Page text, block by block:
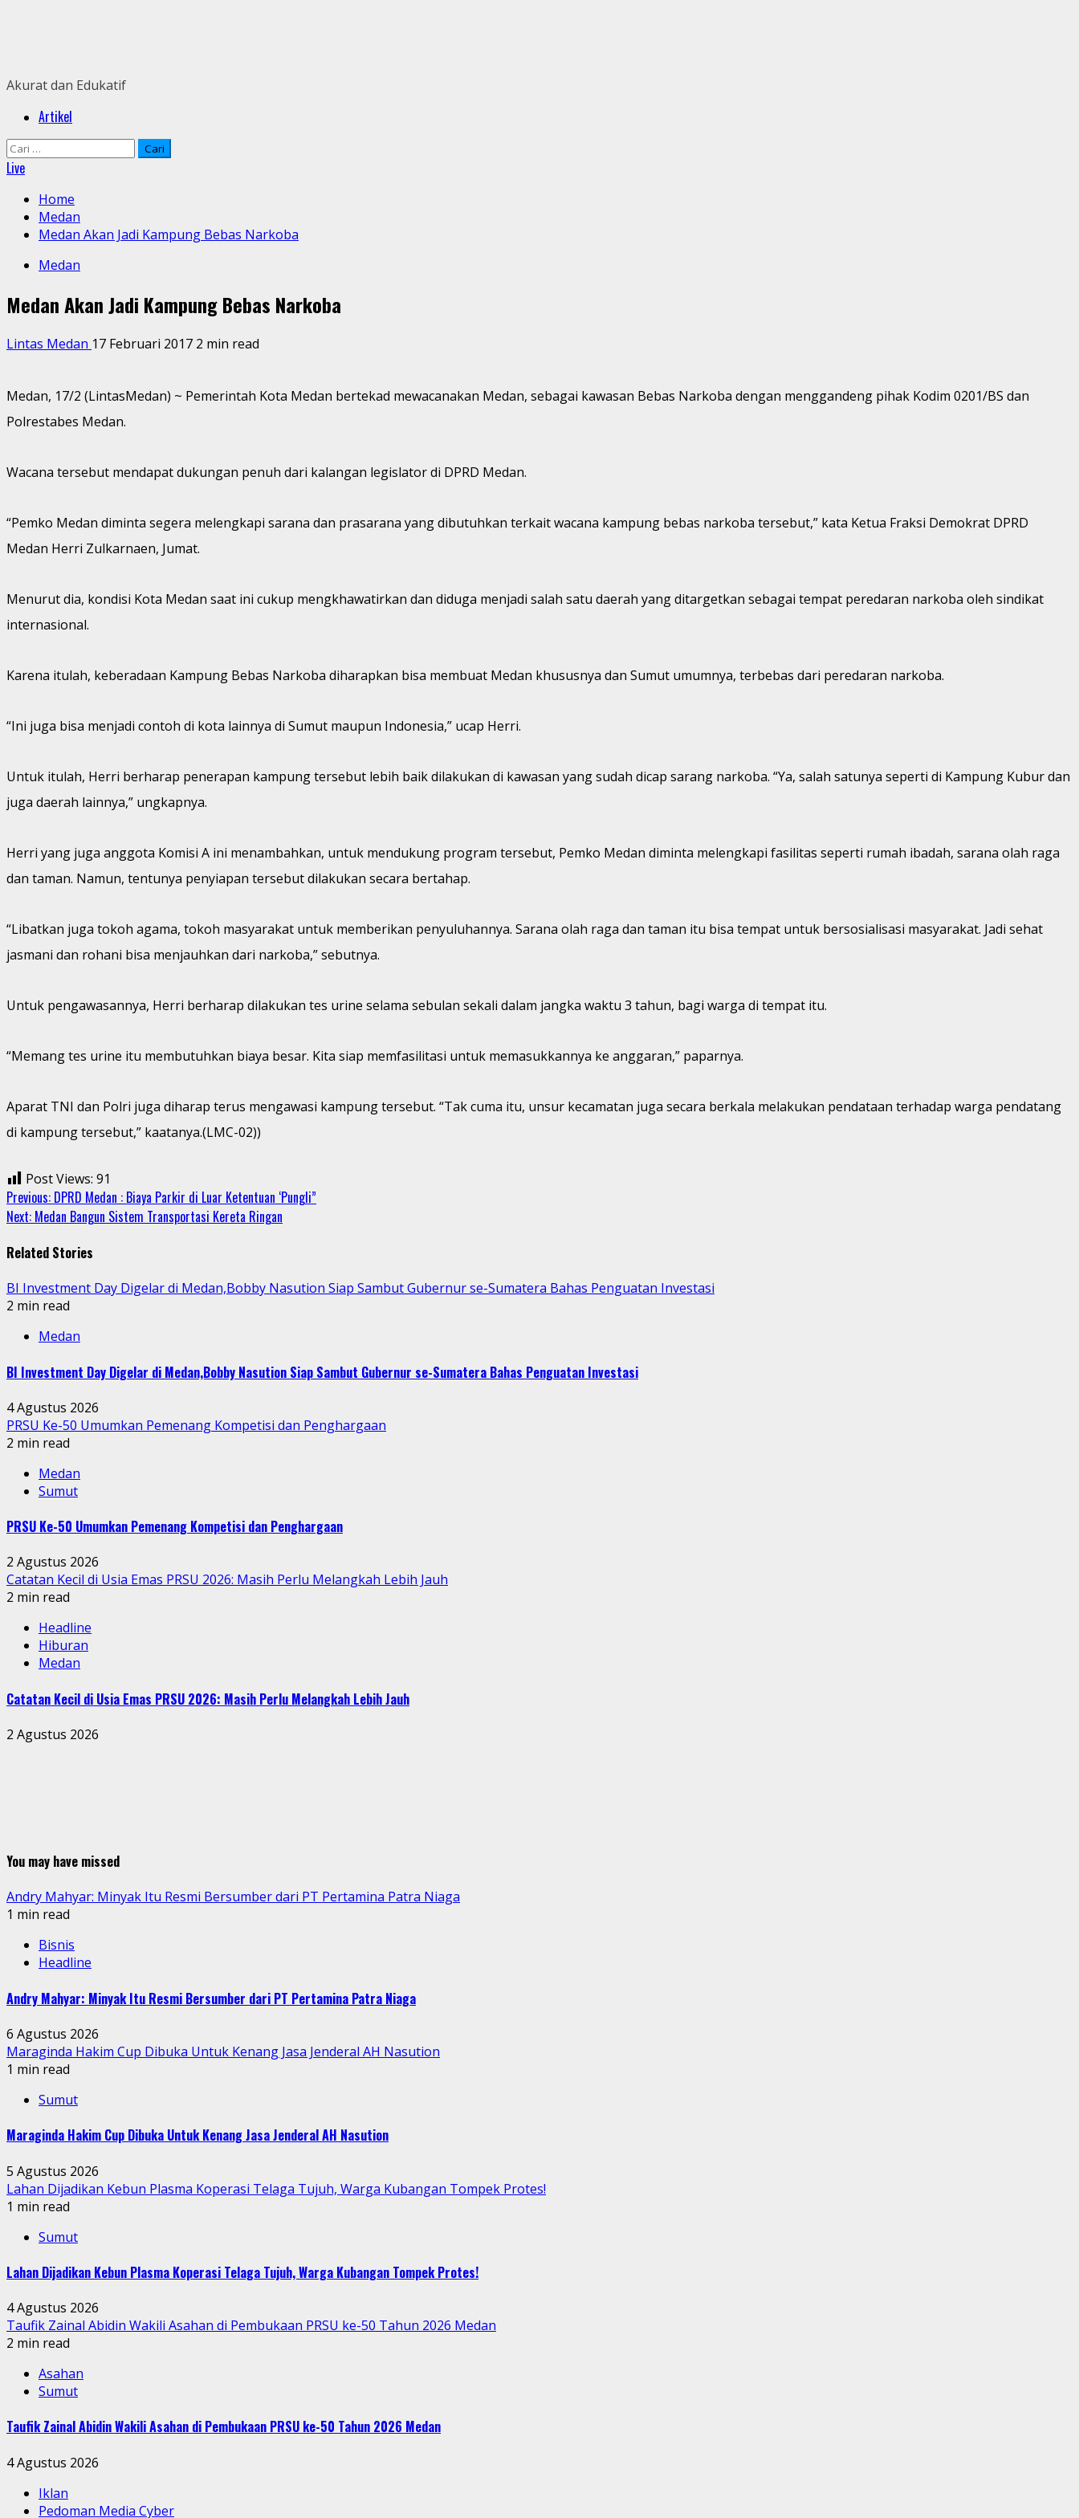
Akurat dan Edukatif
PrimaryArtikel
Cari
untuk:
Live
Home
Medan
Medan Akan Jadi Kampung Bebas Narkoba
Medan
Medan Akan Jadi Kampung Bebas Narkoba
Lintas Medan 17 Februari 2017 2 min read
Medan, 17/2 (LintasMedan) ~ Pemerintah Kota Medan bertekad mewacanakan Medan, sebagai kawasan Bebas Narkoba dengan menggandeng pihak Kodim 0201/BS dan
Polrestabes Medan.
Wacana tersebut mendapat dukungan penuh dari kalangan legislator di DPRD Medan.
“Pemko Medan diminta segera melengkapi sarana dan prasarana yang dibutuhkan terkait wacana kampung bebas narkoba tersebut,” kata Ketua Fraksi Demokrat DPRD
Medan Herri Zulkarnaen, Jumat.
Menurut dia, kondisi Kota Medan saat ini cukup mengkhawatirkan dan diduga menjadi salah satu daerah yang ditargetkan sebagai tempat peredaran narkoba oleh sindikat
internasional.
Karena itulah, keberadaan Kampung Bebas Narkoba diharapkan bisa membuat Medan khususnya dan Sumut umumnya, terbebas dari peredaran narkoba.
“Ini juga bisa menjadi contoh di kota lainnya di Sumut maupun Indonesia,” ucap Herri.
Untuk itulah, Herri berharap penerapan kampung tersebut lebih baik dilakukan di kawasan yang sudah dicap sarang narkoba. “Ya, salah satunya seperti di Kampung Kubur dan
juga daerah lainnya,” ungkapnya.
Herri yang juga anggota Komisi A ini menambahkan, untuk mendukung program tersebut, Pemko Medan diminta melengkapi fasilitas seperti rumah ibadah, sarana olah raga
dan taman. Namun, tentunya penyiapan tersebut dilakukan secara bertahap.
“Libatkan juga tokoh agama, tokoh masyarakat untuk memberikan penyuluhannya. Sarana olah raga dan taman itu bisa tempat untuk bersosialisasi masyarakat. Jadi sehat
jasmani dan rohani bisa menjauhkan dari narkoba,” sebutnya.
Untuk pengawasannya, Herri berharap dilakukan tes urine selama sebulan sekali dalam jangka waktu 3 tahun, bagi warga di tempat itu.
“Memang tes urine itu membutuhkan biaya besar. Kita siap memfasilitasi untuk memasukkannya ke anggaran,” paparnya.
Aparat TNI dan Polri juga diharap terus mengawasi kampung tersebut. “Tak cuma itu, unsur kecamatan juga secara berkala melakukan pendataan terhadap warga pendatang
di kampung tersebut,” kaatanya.(LMC-02))
Post Views: 91
Continue
Reading
Previous: DPRD Medan : Biaya Parkir di Luar Ketentuan ‘Pungli”
Next: Medan Bangun Sistem Transportasi Kereta Ringan
Related Stories
BI Investment Day Digelar di Medan,Bobby Nasution Siap Sambut Gubernur se-Sumatera Bahas Penguatan Investasi
2 min read
Medan
BI Investment Day Digelar di Medan,Bobby Nasution Siap Sambut Gubernur se-Sumatera Bahas Penguatan Investasi
4 Agustus 2026
PRSU Ke-50 Umumkan Pemenang Kompetisi dan Penghargaan
2 min read
Medan
Sumut
PRSU Ke-50 Umumkan Pemenang Kompetisi dan Penghargaan
2 Agustus 2026
Catatan Kecil di Usia Emas PRSU 2026: Masih Perlu Melangkah Lebih Jauh
2 min read
Headline
Hiburan
Medan
Catatan Kecil di Usia Emas PRSU 2026: Masih Perlu Melangkah Lebih Jauh
2 Agustus 2026
You may have missed
Andry Mahyar: Minyak Itu Resmi Bersumber dari PT Pertamina Patra Niaga
1 min read
Bisnis
Headline
Andry Mahyar: Minyak Itu Resmi Bersumber dari PT Pertamina Patra Niaga
6 Agustus 2026
Maraginda Hakim Cup Dibuka Untuk Kenang Jasa Jenderal AH Nasution
1 min read
Sumut
Maraginda Hakim Cup Dibuka Untuk Kenang Jasa Jenderal AH Nasution
5 Agustus 2026
Lahan Dijadikan Kebun Plasma Koperasi Telaga Tujuh, Warga Kubangan Tompek Protes!
1 min read
Sumut
Lahan Dijadikan Kebun Plasma Koperasi Telaga Tujuh, Warga Kubangan Tompek Protes!
4 Agustus 2026
Taufik Zainal Abidin Wakili Asahan di Pembukaan PRSU ke-50 Tahun 2026 Medan
2 min read
Asahan
Sumut
Taufik Zainal Abidin Wakili Asahan di Pembukaan PRSU ke-50 Tahun 2026 Medan
4 Agustus 2026
Iklan
Pedoman Media Cyber